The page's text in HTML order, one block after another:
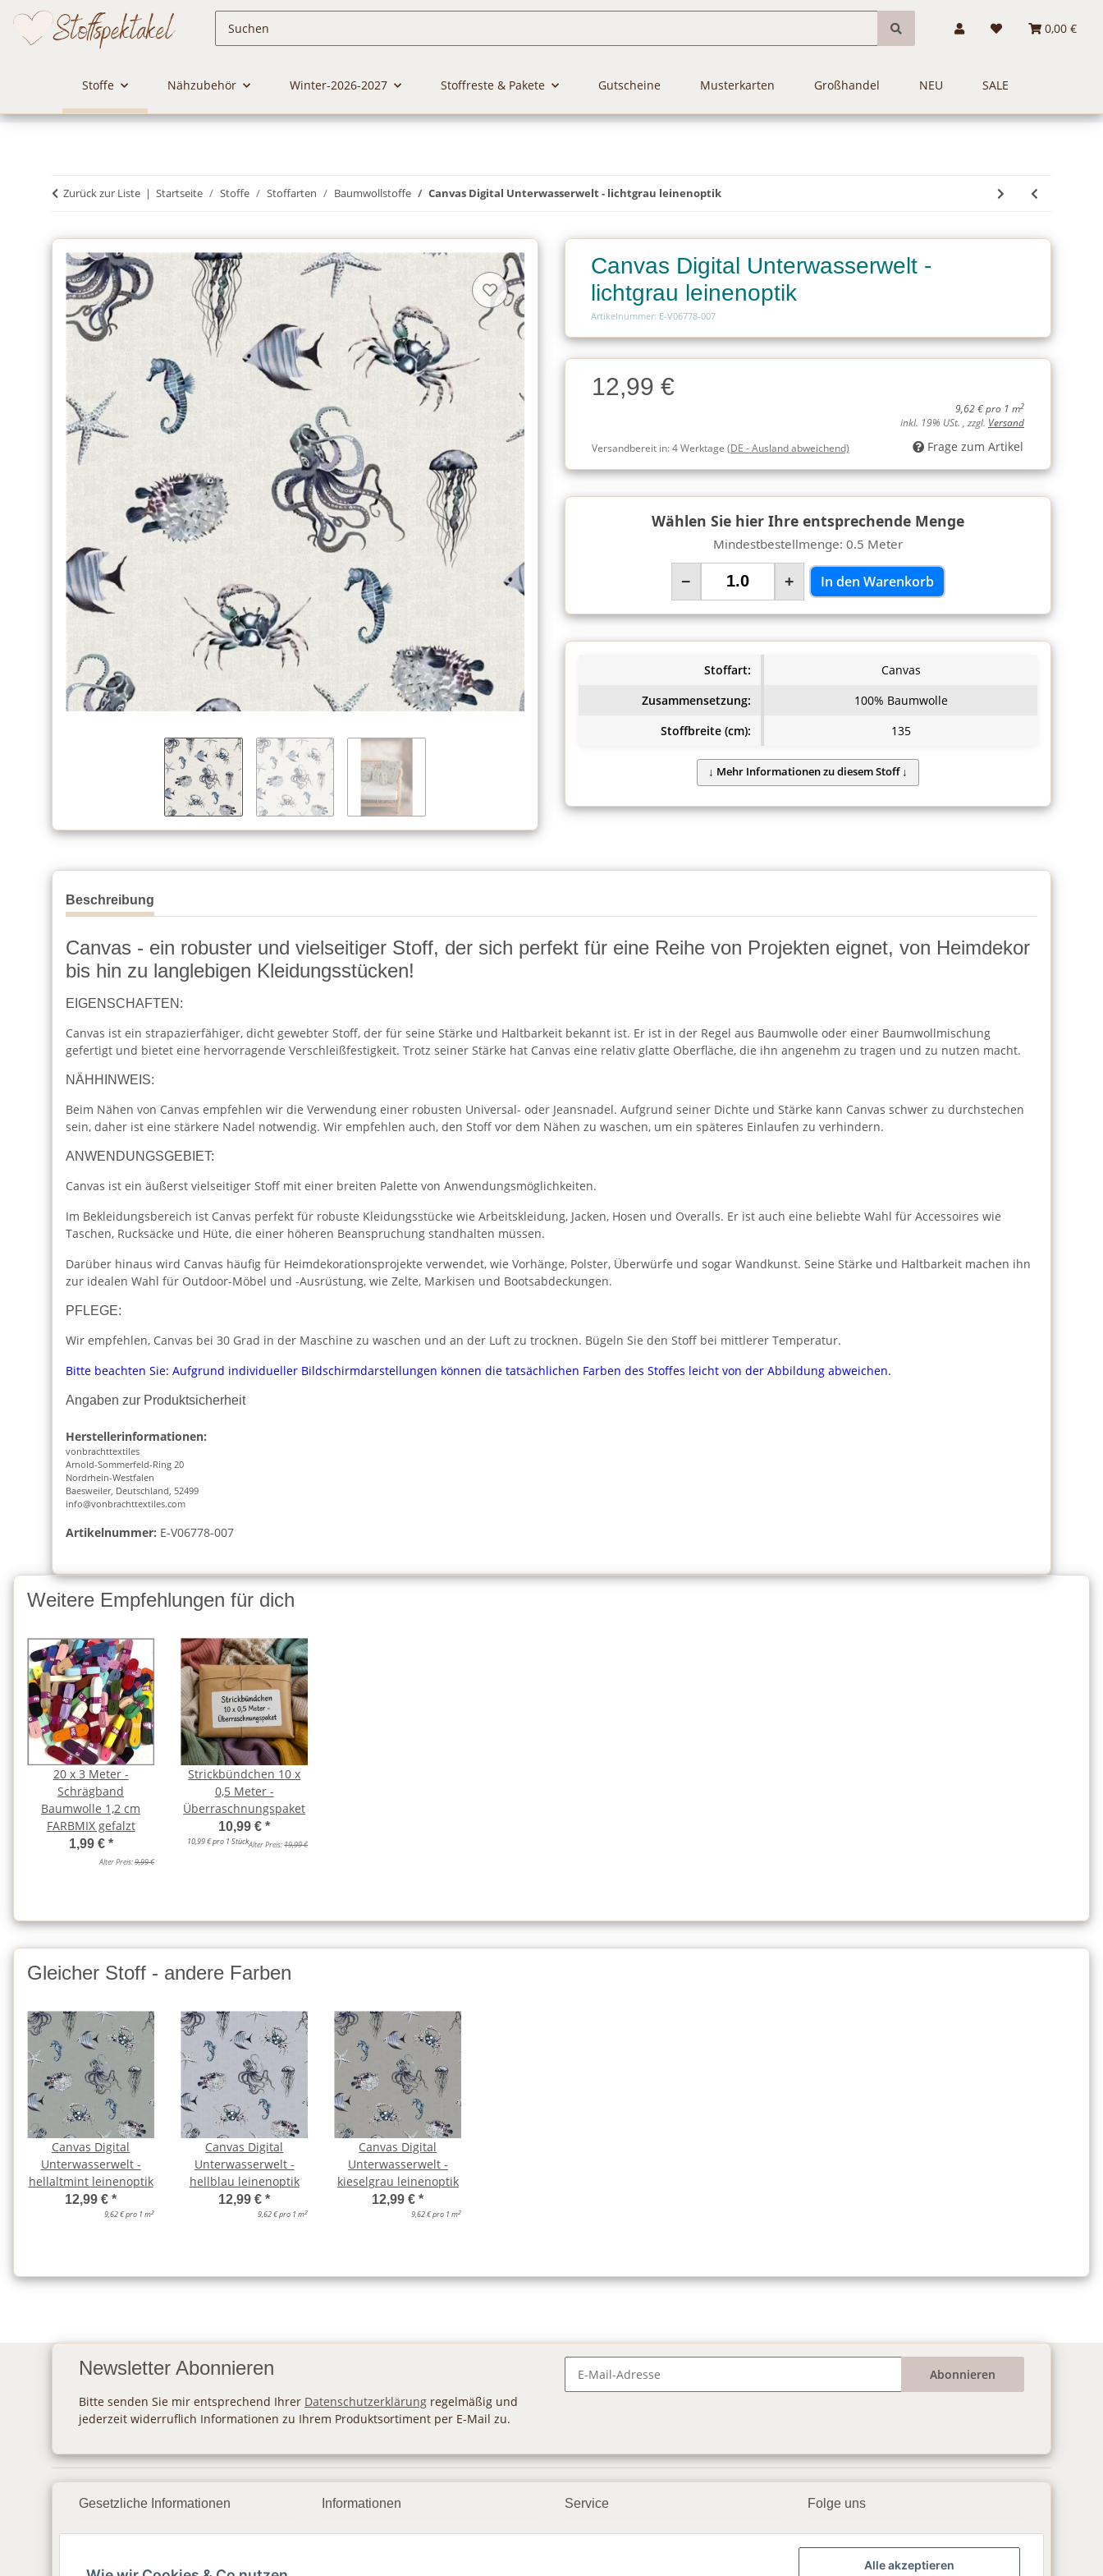
0,00 €
Stoffe Nähzubehör Winter-2026-2027 Stoffreste & Pakete Gutscheine Musterkarten Großhandel NEU SALE
Zurück zur Liste Startseite Stoffe Stoffarten Baumwollstoffe Canvas Digital Unterwasserwelt - lichtgrau leinenoptik
Canvas Digital Unterwasserwelt -
lichtgrau leinenoptik
Artikelnummer: E-V06778-007
Charge
Charge12,99 €
9,62 € pro 1 m2
inkl. 19% USt. , zzgl. Versand
Versandbereit in:4 Werktage (DE - Ausland abweichend) Frage zum Artikel
Wählen Sie hier Ihre entsprechende Menge
Mindestbestellmenge: 0.5 Meter
− + In den Warenkorb
Stoffart:
Canvas
Zusammensetzung:
100% Baumwolle
Stoffbreite (cm):
135
Beschreibung
Canvas - ein robuster und vielseitiger Stoff, der sich perfekt für eine Reihe von Projekten eignet, von Heimdekor
bis hin zu langlebigen Kleidungsstücken!
EIGENSCHAFTEN:
Canvas ist ein strapazierfähiger, dicht gewebter Stoff, der für seine Stärke und Haltbarkeit bekannt ist. Er ist in der Regel aus Baumwolle oder einer Baumwollmischung
gefertigt und bietet eine hervorragende Verschleißfestigkeit. Trotz seiner Stärke hat Canvas eine relativ glatte Oberfläche, die ihn angenehm zu tragen und zu nutzen macht.
NÄHHINWEIS:
Beim Nähen von Canvas empfehlen wir die Verwendung einer robusten Universal- oder Jeansnadel. Aufgrund seiner Dichte und Stärke kann Canvas schwer zu durchstechen
sein, daher ist eine stärkere Nadel notwendig. Wir empfehlen auch, den Stoff vor dem Nähen zu waschen, um ein späteres Einlaufen zu verhindern.
ANWENDUNGSGEBIET:
Canvas ist ein äußerst vielseitiger Stoff mit einer breiten Palette von Anwendungsmöglichkeiten.
Im Bekleidungsbereich ist Canvas perfekt für robuste Kleidungsstücke wie Arbeitskleidung, Jacken, Hosen und Overalls. Er ist auch eine beliebte Wahl für Accessoires wie
Taschen, Rucksäcke und Hüte, die einer höheren Beanspruchung standhalten müssen.
Darüber hinaus wird Canvas häufig für Heimdekorationsprojekte verwendet, wie Vorhänge, Polster, Überwürfe und sogar Wandkunst. Seine Stärke und Haltbarkeit machen ihn
zur idealen Wahl für Outdoor-Möbel und -Ausrüstung, wie Zelte, Markisen und Bootsabdeckungen.
PFLEGE:
Wir empfehlen, Canvas bei 30 Grad in der Maschine zu waschen und an der Luft zu trocknen. Bügeln Sie den Stoff bei mittlerer Temperatur.
Bitte beachten Sie: Aufgrund individueller Bildschirmdarstellungen können die tatsächlichen Farben des Stoffes leicht von der Abbildung abweichen.
Angaben zur Produktsicherheit
Herstellerinformationen:
vonbrachttextiles
Arnold-Sommerfeld-Ring 20
Nordrhein-Westfalen
Baesweiler, Deutschland, 52499
info@vonbrachttextiles.com
Artikelnummer: E-V06778-007
Weitere Empfehlungen für dich
20 x 3 Meter -
Schrägband
Baumwolle 1,2 cm
FARBMIX gefalzt
1,99 € *
Alter Preis:9,99 €
Strickbündchen 10 x
0,5 Meter -
Überraschnungspaket
10,99 €*
10,99 € pro 1 StückAlter Preis:19,99 €
Gleicher Stoff - andere Farben
Canvas Digital
Unterwasserwelt -
hellaltmint leinenoptik
12,99 €*
9,62 € pro 1 m2
Canvas Digital
Unterwasserwelt -
hellblau leinenoptik
12,99 €*
9,62 € pro 1 m2
Canvas Digital
Unterwasserwelt -
kieselgrau leinenoptik
12,99 €*
9,62 € pro 1 m2
Newsletter Abonnieren
Bitte senden Sie mir entsprechend Ihrer Datenschutzerklärung regelmäßig und
jederzeit widerruflich Informationen zu Ihrem Produktsortiment per E-Mail zu.
Abonnieren
Gesetzliche Informationen Informationen Service Folge uns
▶️ YouTube
Alle akzeptieren